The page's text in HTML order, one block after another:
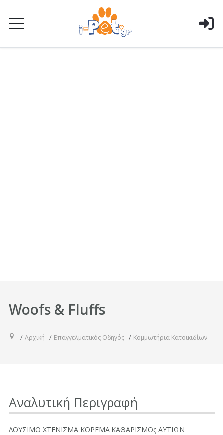
Woofs & Fluffs
Αρχική Επαγγελματικός Οδηγός Κομμωτήρια Κατοικιδίων
Αναλυτική Περιγραφή
ΛΟΥΣΙΜΟ ΧΤΕΝΙΣΜΑ ΚΟΡΕΜΑ ΚΑΘΑΡΙΣΜΟς ΑΥΤΙΩΝ